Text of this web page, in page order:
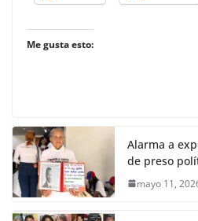
Me gusta esto:
Alarma a
de preso
mayo 11,